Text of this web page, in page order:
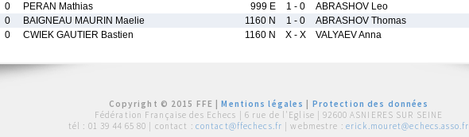
0 PERAN Mathias 999 E 1 - 0 ABRASHOV Leo
0 BAIGNEAU MAURIN Maelie 1160 N 1 - 0 ABRASHOV Thomas
0 CWIEK GAUTIER Bastien 1160 N X - X VALYAEV Anna
Copyright © 2015 FFE |Mentions légales
Protection des données
Fédération Française des Echecs | 6 rue de l'Eglise | 92600 ASNIERES SUR SEINE
tél : 01 39 44 65 80 | contact : contact@ffechecs.fr | webmestre : erick.mouret@echecs.asso.fr